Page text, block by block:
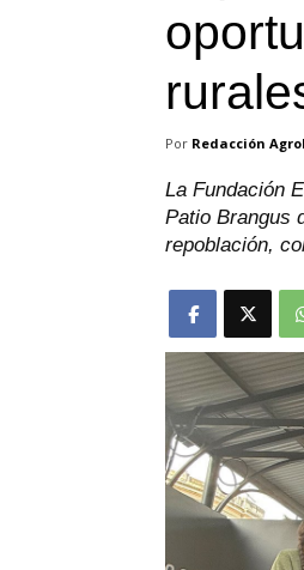
Por Redacción
La Fundación
Patio Brangus
repoblación,